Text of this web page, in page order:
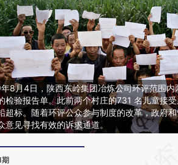
8月4日，陕西东岭集团冶炼公司环评范围内
检验报告单。此前两个村庄的731 名儿童接
超标。随着环评公众参与制度的改革，政府
意见寻找有效的诉求通道。
期